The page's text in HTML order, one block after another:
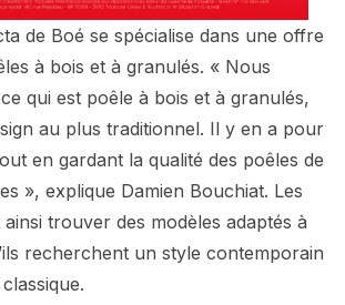
de Boé se spécialise dans une offre
à bois et à granulés. « Nous
qui est poêle à bois et à granulés,
au plus traditionnel. Il y en a pour
en gardant la qualité des poêles de
», explique Damien Bouchiat. Les
trouver des modèles adaptés à
recherchent un style contemporain